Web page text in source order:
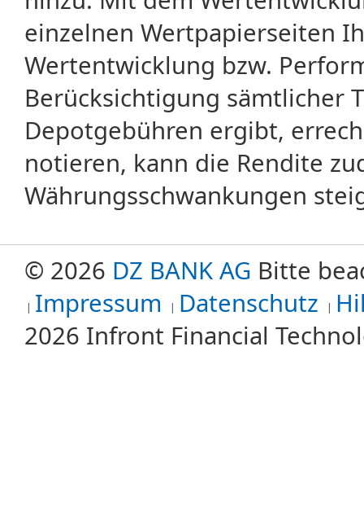
einzelnen Wertpapierseiten
Wertentwicklung bzw.
Berücksichtigung sämtlicher
Depotgebühren ergibt,
notieren, kann die Rendite
Währungsschwankungen
© 2026 DZ BANK AG Bitte
Impressum
Datenschutz
2026 Infront Financial